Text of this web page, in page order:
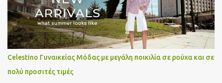
Celestino Γυναικείας Μόδας με μεγάλη ποικιλία σε ρούχα και σε
πολύ προσιτές τιμές